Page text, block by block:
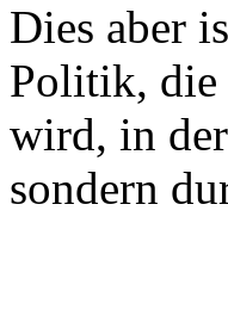
Dies aber
Politik, die
wird, in
sondern